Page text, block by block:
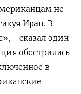
не
Иран. В
- сказал один
обострилась
в